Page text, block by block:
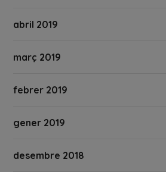
abril 2019
març 2019
febrer 2019
gener 2019
desembre 2018